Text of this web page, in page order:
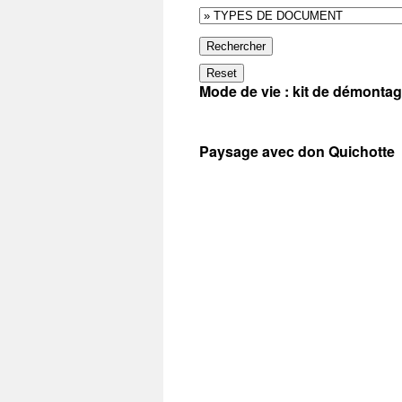
Rechercher
Reset
Mode de vie : kit de
Paysage avec don Quichotte